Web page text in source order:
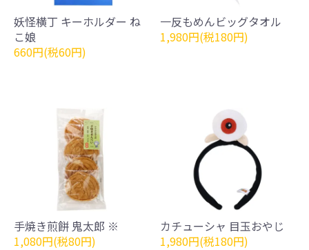
妖怪横丁 キーホルダー ね
こ娘
660円(税60円)
一反もめんビッグタオル
1,980円(税180円)
手焼き煎餅 鬼太郎 ※
1,080円(税80円)
カチューシャ 目玉おやじ
1,980円(税180円)